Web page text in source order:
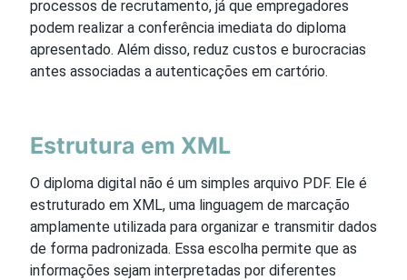
processos de recrutamento, já que empregadores
podem realizar a conferência imediata do diploma
apresentado. Além disso, reduz custos e burocracias
antes associadas a autenticações em cartório.
Estrutura em XML
O diploma digital não é um simples arquivo PDF. Ele é
estruturado em XML, uma linguagem de marcação
amplamente utilizada para organizar e transmitir dados
de forma padronizada. Essa escolha permite que as
informações sejam interpretadas por diferentes